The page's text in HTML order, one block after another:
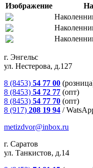
Изображение
г. Энгельс
ул. Нестерова, д.127
8 (8453) 54 77 00
8 (8453) 54 72 77 (опт)
8 (8453) 54 77 70 (опт)
8 (917) 208 19 94 /
metizdvor@inbox.ru
г. Саратов
ул. Танкистов, д.14